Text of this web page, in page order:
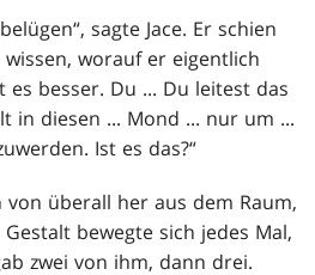
sagte Jace. Er schien
worauf er eigentlich
es besser. Du ... Du leitest das
in diesen ... Mond ... nur um ...
Ist es das?“
von überall her aus dem Raum,
bewegte sich jedes Mal,
zwei von ihm, dann drei.